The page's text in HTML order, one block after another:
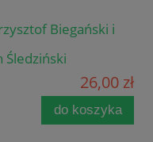
Biegański i
Śledziński
26,00 zł
do koszyka